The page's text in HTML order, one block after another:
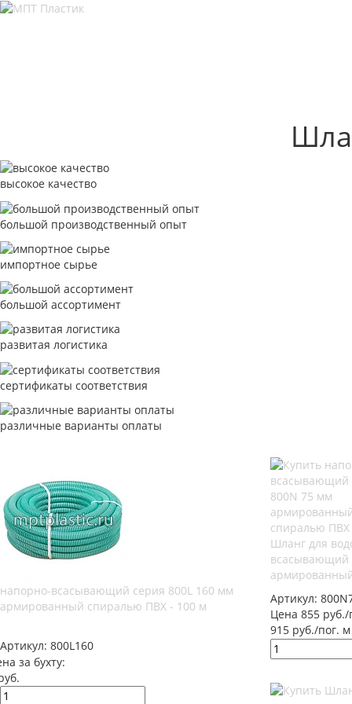
высокое качество
большой производственный опыт
импортное сырье
большой ассортимент
развитая логистика
сертификаты соответствия
различные варианты оплаты
напорно-всасывающий серия 800L 160 мм
армированный спиралью ПВХ - 100 м
Артикул: 800L160
за бухту:
Шланг для
всасывающий
Артикул:
Цена 855 руб./
915 руб./пог. м